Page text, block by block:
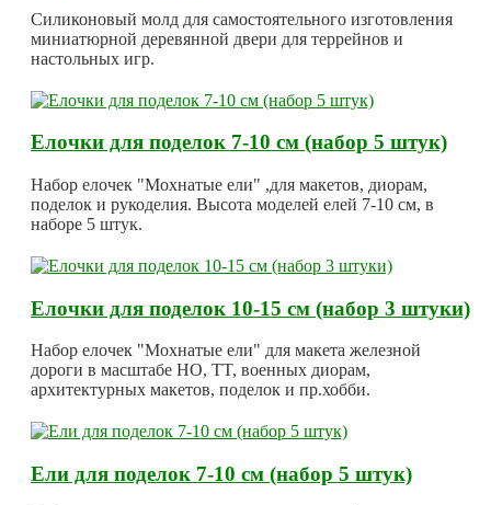
Силиконовый молд для самостоятельного изготовления
миниатюрной деревянной двери для террейнов и
настольных игр.
Елочки для поделок 7-10 см (набор 5 штук)
Набор елочек "Мохнатые ели" ,для макетов, диорам,
поделок и рукоделия. Высота моделей елей 7-10 см, в
наборе 5 штук.
Елочки для поделок 10-15 см (набор 3 штуки)
Набор елочек "Мохнатые ели" для макета железной
дороги в масштабе HO, TT, военных диорам,
архитектурных макетов, поделок и пр.хобби.
Ели для поделок 7-10 см (набор 5 штук)